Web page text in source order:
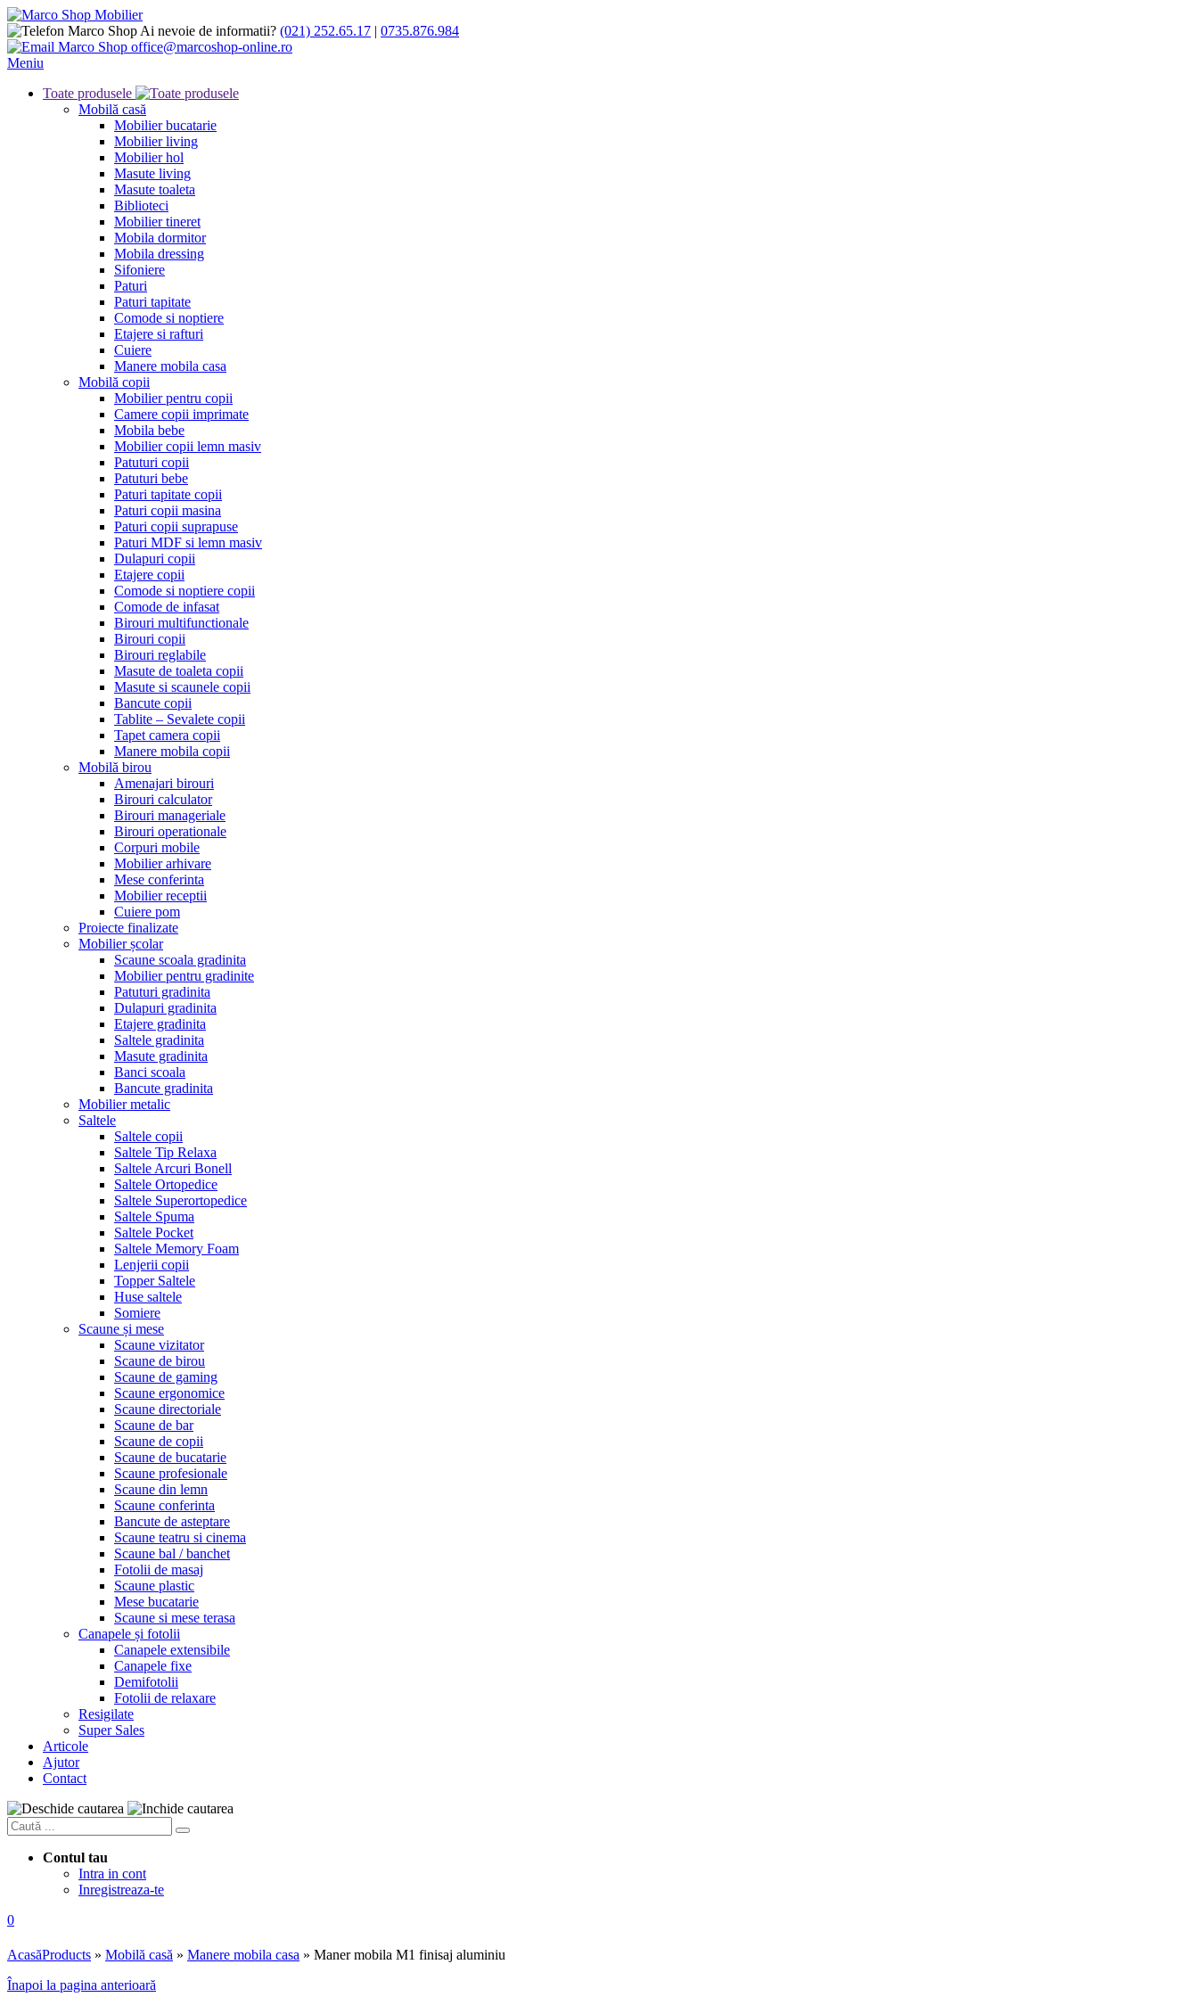
Ai nevoie de informatii? (021) 252.65.17 | 0735.876.984
office@marcoshop-online.ro
Meniu
Toate produsele
Mobilă casă
Mobilier bucatarie
Mobilier living
Mobilier hol
Masute living
Masute toaleta
Biblioteci
Mobilier tineret
Mobila dormitor
Mobila dressing
Sifoniere
Paturi
Paturi tapitate
Comode si noptiere
Etajere si rafturi
Cuiere
Manere mobila casa
Mobilă copii
Mobilier pentru copii
Camere copii imprimate
Mobila bebe
Mobilier copii lemn masiv
Patuturi copii
Patuturi bebe
Paturi tapitate copii
Paturi copii masina
Paturi copii suprapuse
Paturi MDF si lemn masiv
Dulapuri copii
Etajere copii
Comode si noptiere copii
Comode de infasat
Birouri multifunctionale
Birouri copii
Birouri reglabile
Masute de toaleta copii
Masute si scaunele copii
Bancute copii
Tablite – Sevalete copii
Tapet camera copii
Manere mobila copii
Mobilă birou
Amenajari birouri
Birouri calculator
Birouri manageriale
Birouri operationale
Corpuri mobile
Mobilier arhivare
Mese conferinta
Mobilier receptii
Cuiere pom
Proiecte finalizate
Mobilier școlar
Scaune scoala gradinita
Mobilier pentru gradinite
Patuturi gradinita
Dulapuri gradinita
Etajere gradinita
Saltele gradinita
Masute gradinita
Banci scoala
Bancute gradinita
Mobilier metalic
Saltele
Saltele copii
Saltele Tip Relaxa
Saltele Arcuri Bonell
Saltele Ortopedice
Saltele Superortopedice
Saltele Spuma
Saltele Pocket
Saltele Memory Foam
Lenjerii copii
Topper Saltele
Huse saltele
Somiere
Scaune și mese
Scaune vizitator
Scaune de birou
Scaune de gaming
Scaune ergonomice
Scaune directoriale
Scaune de bar
Scaune de copii
Scaune de bucatarie
Scaune profesionale
Scaune din lemn
Scaune conferinta
Bancute de asteptare
Scaune teatru si cinema
Scaune bal / banchet
Fotolii de masaj
Scaune plastic
Mese bucatarie
Scaune si mese terasa
Canapele și fotolii
Canapele extensibile
Canapele fixe
Demifotolii
Fotolii de relaxare
Resigilate
Super Sales
Articole
Ajutor
Contact
Contul tau
Intra in cont
Inregistreaza-te
0
AcasăProducts » Mobilă casă » Manere mobila casa » Maner mobila M1 finisaj aluminiu
Înapoi la pagina anterioară